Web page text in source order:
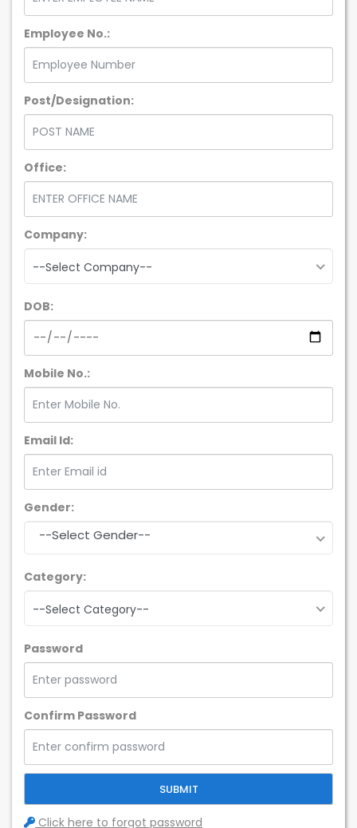
Employee No.:
Post/Designation:
Office:
Company:
--Select Company--
DOB:
Mobile No.:
Email Id:
Gender:
--Select Gender--
Category:
--Select Category--
Password
Confirm Password
Click here to forgot password